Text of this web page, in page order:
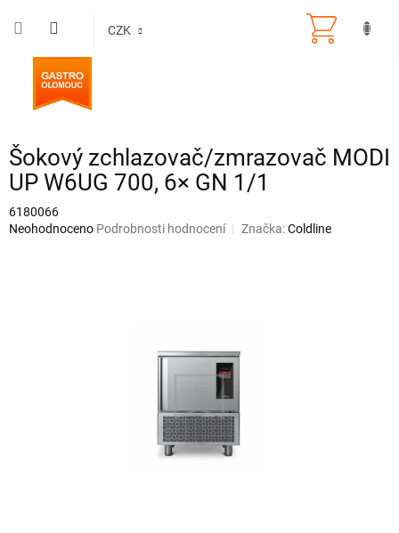
CZK
Šokový zchlazovač/zmrazovač MODI
UP W6UG 700, 6× GN 1/1
6180066
Průměrné
Neohodnoceno Podrobnosti hodnocení Značka:Coldline